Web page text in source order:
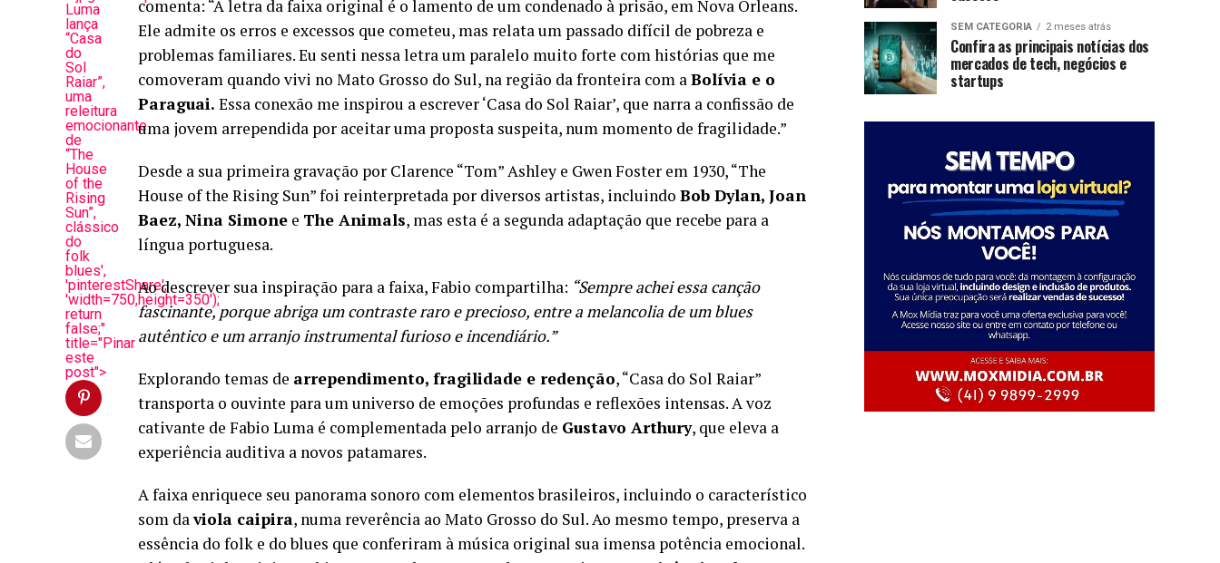
Luma
lança
“Casa
do
Sol
Raiar”,
uma
releitura
emocionante
de
“The
House
of the
Rising
Sun”,
clássico
do
folk
blues',
'pinterestShare',
'width=750,height=350');
return
false;"
title="Pinar
este
post">
comenta: “A letra da faixa original é o lamento de um condenado à prisão, em Nova Orleans.
Ele admite os erros e excessos que cometeu, mas relata um passado difícil de pobreza e
problemas familiares. Eu senti nessa letra um paralelo muito forte com histórias que me
comoveram quando vivi no Mato Grosso do Sul, na região da fronteira com aBolívia e o
Paraguai. Essa conexão me inspirou a escrever ‘Casa do Sol Raiar’, que narra a confissão de
uma jovem arrependida por aceitar uma proposta suspeita, num momento de fragilidade.”
Desde a sua primeira gravação por Clarence “Tom” Ashley e Gwen Foster em 1930, “The
House of the Rising Sun” foi reinterpretada por diversos artistas, incluindo Bob Dylan, Joan
Baez, Nina Simone e The Animals, mas esta é a segunda adaptação que recebe para a
língua portuguesa.
Ao descrever sua inspiração para a faixa, Fabio compartilha: “Sempre achei essa canção
fascinante, porque abriga um contraste raro e precioso, entre a melancolia de um blues
autêntico e um arranjo instrumental furioso e incendiário.”
Explorando temas de arrependimento, fragilidade e redenção, “Casa do Sol Raiar”
transporta o ouvinte para um universo de emoções profundas e reflexões intensas. A voz
cativante de Fabio Luma é complementada pelo arranjo de Gustavo Arthury, que eleva a
experiência auditiva a novos patamares.
A faixa enriquece seu panorama sonoro com elementos brasileiros, incluindo o característico
som daviola caipira, numa reverência ao Mato Grosso do Sul. Ao mesmo tempo, preserva a
essência do folk e do blues que conferiram à música original sua imensa potência emocional.
SEM CATEGORIA 2 meses atrás
Confira as principais notícias dos
mercados de tech, negócios e
startups